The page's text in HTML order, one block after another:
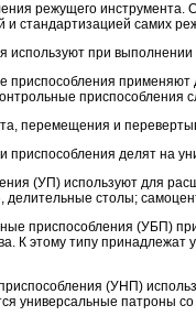
режущего инструмента.
и стандартизацией самих
используют при
приспособления применяют
приспособления
перемещения и
приспособления делят на
(УП) используют для
делительные столы;
приспособления (УБП)
К этому типу
(УНП)
универсальные патроны